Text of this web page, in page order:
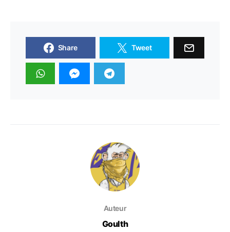
Share Tweet
Auteur
Goulth